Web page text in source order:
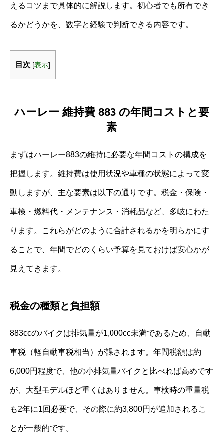
えるコツまで具体的に解説します。初心者でも所有でき
るかどうかを、数字と経験で判断できる内容です。
目次 [表示]
ハーレー 維持費 883 の年間コストと要
素
まずはハーレー883の維持に必要な年間コストの構成を
把握します。維持費は使用状況や車種の状態によって変
動しますが、主な要素は以下の通りです。税金・保険・
車検・燃料代・メンテナンス・消耗品など、多岐にわた
ります。これらがどのように合計されるかを明らかにす
ることで、年間でどのくらい予算を見ておけば安心かが
見えてきます。
税金の種類と負担額
883ccのバイクは排気量が1,000cc未満であるため、自動
車税（軽自動車税相当）が課されます。年間税額は約
6,000円程度で、他の小排気量バイクと比べれば高めです
が、大型モデルほど重くはありません。車検時の重量税
も2年に1回必要で、その際に約3,800円が追加されるこ
とが一般的です。